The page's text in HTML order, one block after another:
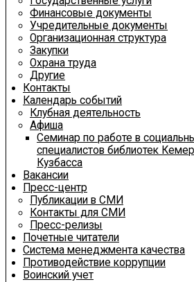
Финансовые документы
Учредительные документы
Организационная структура
Закупки
Охрана труда
Другие
Контакты
Календарь событий
Клубная деятельность
Афиша
Семинар по работе в
специалистов библиотек
Кузбасса
Вакансии
Пресс-центр
Публикации в СМИ
Контакты для СМИ
Пресс-релизы
Почетные читатели
Система менеджмента качества
Противодействие коррупции
Воинский учет